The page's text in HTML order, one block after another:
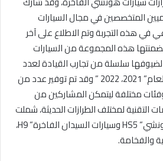
المتخصصين في مجال السيارات
في هذه التجربة وتم الاطلاع على آخر
تضمنتها هذه المجموعة من السيارات
لضيوفها سلسلة من تجارب القيادة لعدد
من أحدث طرازات هونشي لعام” 2021، 2022 ” وقد تم توفير عدد من
مختلفة ليتمكن المشاركين من
التقنية لمختلف الطرازات الحديثة، شملت
“ وسيارات السيدان الفاخرة“
،
والفخامة.